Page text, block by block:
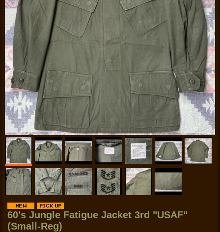
60’s Jungle Fatigue Jacket 3rd "USAF"
(Small-Reg)